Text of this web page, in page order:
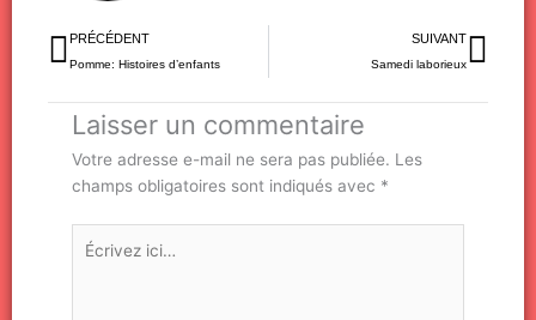
Précédent
PRÉCÉDENT
Pomme: Histoires d’enfants
SUIVANT
Samedi laborieux
Laisser un commentaire
Votre adresse e-mail ne sera pas publiée. Les
champs obligatoires sont indiqués avec *
Écrivez
ici…